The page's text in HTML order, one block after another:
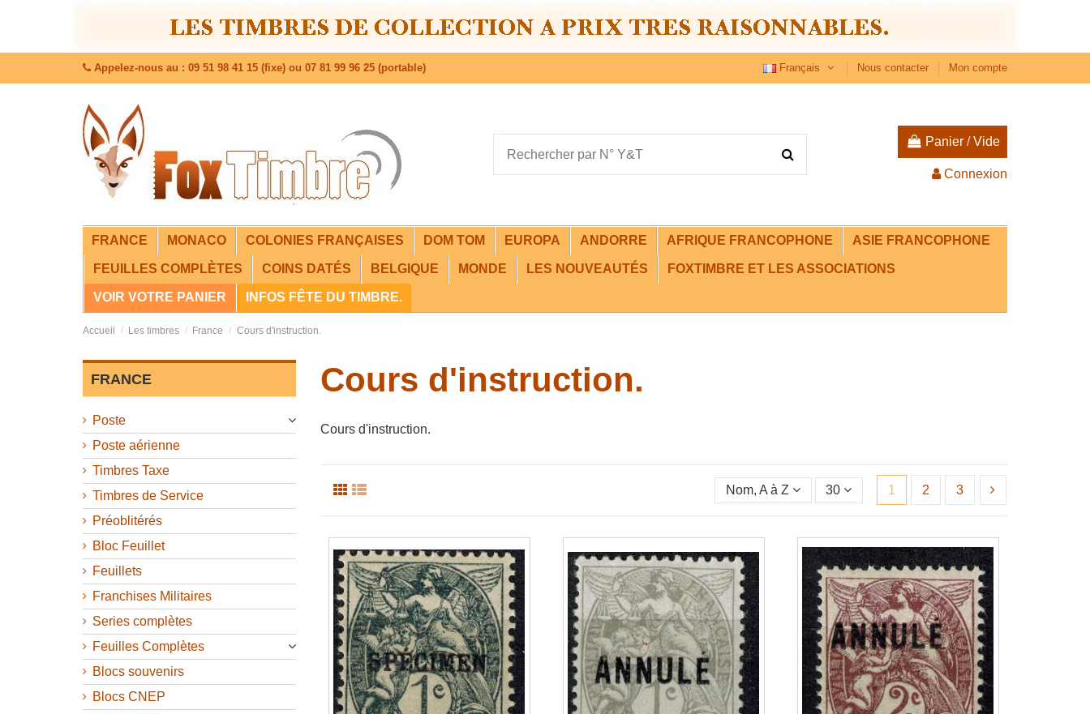
Appelez-nous au : 09 51 98 41 15 (fixe) ou 07 81 99 96 25 (portable) Français Nous contacter Mon compte
Panier /Vide
Connexion
FRANCE MONACO COLONIES FRANÇAISES DOM TOM EUROPA ANDORRE AFRIQUE FRANCOPHONE ASIE FRANCOPHONE
FEUILLES COMPLÈTES COINS DATÉS BELGIQUE MONDE LES NOUVEAUTÉS FOXTIMBRE ET LES ASSOCIATIONS
VOIR VOTRE PANIER INFOS FÊTE DU TIMBRE.
Accueil Les timbres France Cours d'instruction.
Cours d'instruction.
Cours d'instruction.
Nom, A à Z 30 1 2 3
FRANCE
Poste
Poste aérienne
Timbres Taxe
Timbres de Service
Préoblitérés
Bloc Feuillet
Feuillets
Franchises Militaires
Series complètes
Feuilles Complètes
Blocs souvenirs
Blocs CNEP